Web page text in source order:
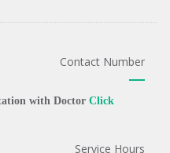
Contact Number
with Doctor Click
Service Hours